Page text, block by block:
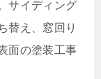
サイディング
替え、窓回り
面の塗装工事